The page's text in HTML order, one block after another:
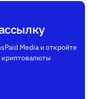
Media и откройте